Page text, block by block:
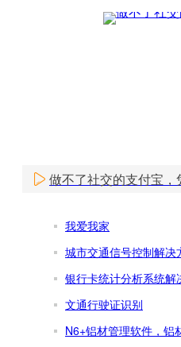
做不了社交的支付宝，
我爱我家
城市交通信号控制解决
银行卡统计分析系统解
文通行驶证识别
N6+铝材管理软件，铝材生产